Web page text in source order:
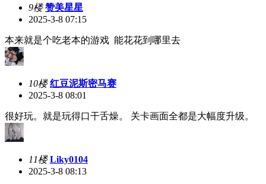
9楼 赞美星星
2025-3-8 07:15
本来就是个吃老本的游戏 能花花到哪里去
10楼 红豆泥斯密马赛
2025-3-8 08:01
很好玩。就是玩得口干舌燥。 关卡画面全都是大幅度升级。
11楼 Liky0104
2025-3-8 08:13